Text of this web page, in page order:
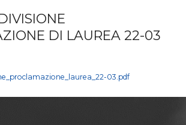
DI LAUREA 22-03
03.pdf